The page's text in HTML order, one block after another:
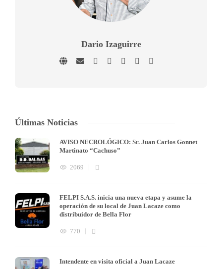
Dario Izaguirre
Últimas Noticias
AVISO NECROLÓGICO: Sr. Juan Carlos Gonnet
Martinato “Cachuso”
2069
FELPI S.A.S. inicia una nueva etapa y asume la
operación de su local de Juan Lacaze como
distribuidor de Bella Flor
770
Intendente en visita oficial a Juan Lacaze